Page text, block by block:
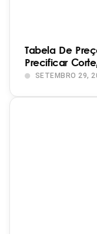
Tabela De
Precificar
SETEMBRO 29,